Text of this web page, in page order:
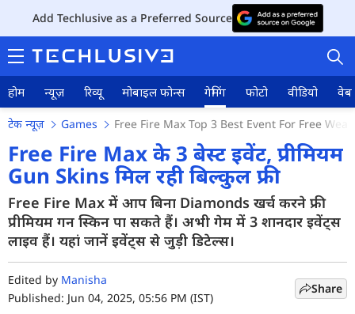
Add Techlusive as a Preferred Source
होम न्यूज़ रिव्यू मोबाइल फोन्स गेमिंग फोटो वीडियो वेब
होम
न्यूज़
रिव्यू
मोबाइल फोन्स
टेक न्यूज़ Games Free Fire Max Top 3 Best Event For Free
Free Fire Max के 3 बेस्ट इवेंट, प्रीमियम
Gun Skins मिल रही बिल्कुल फ्री
Free Fire Max में आप बिना Diamonds खर्च करने फ्री
प्रीमियम गन स्किन पा सकते हैं। अभी गेम में 3 शानदार इवेंट्स
लाइव हैं। यहां जानें इवेंट्स से जुड़ी डिटेल्स।
Edited by Manisha
Published: Jun 04, 2025, 05:56 PM (IST)
Share